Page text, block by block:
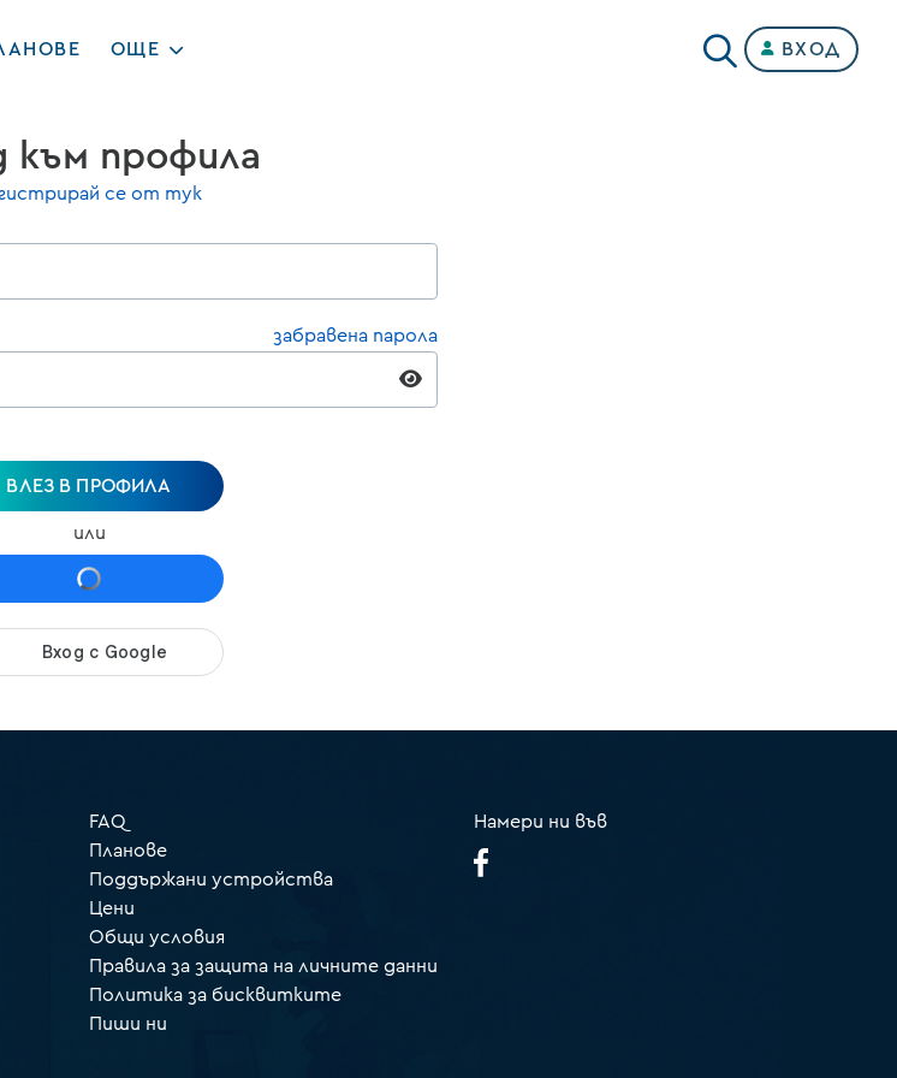
ОЩЕ ВХОД
към профила
се от тук
забравена парола
ВЛЕЗ В ПРОФИЛА
или
FAQ
Планове
Поддържани устройства
Цени
Общи условия
Правила за защита на личните данни
Политика за бисквитките
Пиши ни
Намери ни във